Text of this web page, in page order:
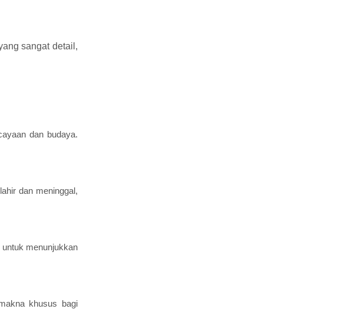
sangat detail,
dan budaya.
dan meninggal,
menunjukkan
khusus bagi